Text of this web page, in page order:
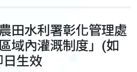
田水利署彰化管理處
域內灌溉制度」(如
日生效